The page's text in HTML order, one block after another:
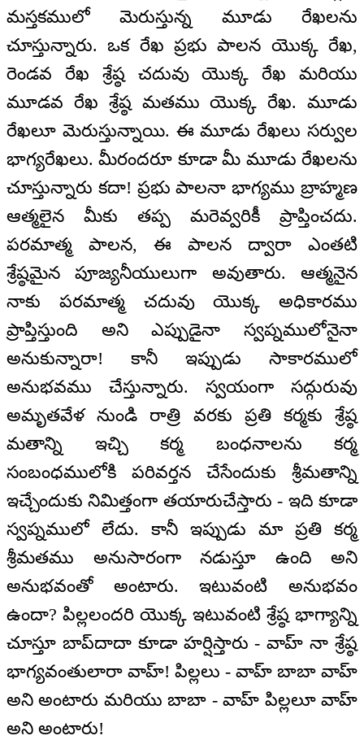
మస్తకములో మెరుస్తున్న మూడు రేఖలను
చూస్తున్నారు. ఒక రేఖ ప్రభు పాలన యొక్క రేఖ,
రెండవ రేఖ శ్రేష్ఠ చదువు యొక్క రేఖ మరియు
మూడవ రేఖ శ్రేష్ఠ మతము యొక్క రేఖ. మూడు
రేఖలూ మెరుస్తున్నాయి. ఈ మూడు రేఖలు సర్వుల
భాగ్యరేఖలు. మీరందరూ కూడా మీ మూడు రేఖలను
చూస్తున్నారు కదా! ప్రభు పాలనా భాగ్యము బ్రాహ్మణ
ఆత్మలైన మీకు తప్ప మరెవ్వరికీ ప్రాప్తించదు.
పరమాత్మ పాలన, ఈ పాలన ద్వారా ఎంతటి
శ్రేష్ఠమైన పూజ్యనీయులుగా అవుతారు. ఆత్మనైన
నాకు పరమాత్మ చదువు యొక్క అధికారము
ప్రాప్తిస్తుంది అని ఎప్పుడైనా స్వప్నములోనైనా
అనుకున్నారా! కానీ ఇప్పుడు సాకారములో
అనుభవము చేస్తున్నారు. స్వయంగా సద్గురువు
అమృతవేళ నుండి రాత్రి వరకు ప్రతి కర్మకు శ్రేష్ఠ
మతాన్ని ఇచ్చి కర్మ బంధనాలను కర్మ
సంబంధములోకి పరివర్తన చేసేందుకు శ్రీమతాన్ని
ఇచ్చేందుకు నిమిత్తంగా తయారుచేస్తారు - ఇది కూడా
స్వప్నములో లేదు. కానీ ఇప్పుడు మా ప్రతి కర్మ
శ్రీమతము అనుసారంగా నడుస్తూ ఉంది అని
అనుభవంతో అంటారు. ఇటువంటి అనుభవం
ఉందా? పిల్లలందరి యొక్క ఇటువంటి శ్రేష్ఠ భాగ్యాన్ని
చూస్తూ బాప్‌దాదా కూడా హర్షిస్తారు - వాహ్ నా శ్రేష్ఠ
భాగ్యవంతులారా వాహ్! పిల్లలు - వాహ్ బాబా వాహ్
అని అంటారు మరియు బాబా - వాహ్ పిల్లలూ వాహ్
అని అంటారు!